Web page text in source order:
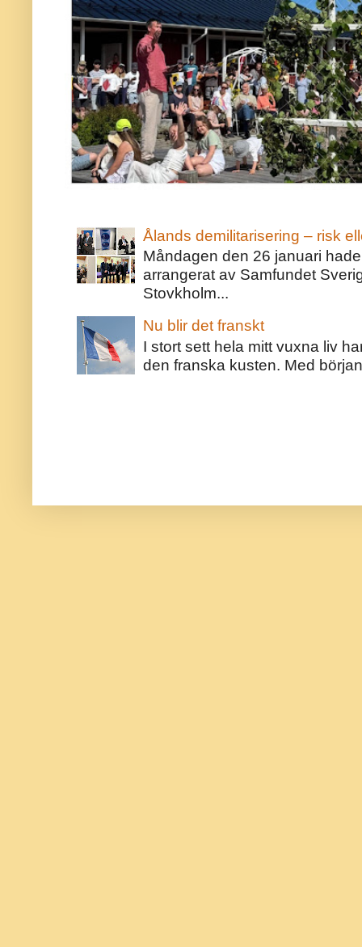
Ålands demilitarisering – risk
Måndagen den 26 januari
arrangerat av Samfundet
Stovkholm...
Nu blir det franskt
I stort sett hela mitt vuxna liv
den franska kusten. Med